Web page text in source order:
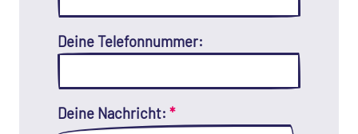
Deine Telefonnummer:
Deine Nachricht: *